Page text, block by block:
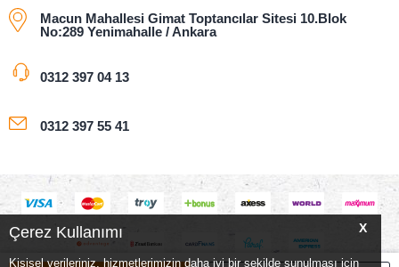
X
Çerez Kullanımı
Kişisel verileriniz, hizmetlerimizin daha iyi bir şekilde sunulması için
Macun Mahallesi Gimat Toptancılar Sitesi 10.Blok
No:289 Yenimahalle / Ankara
0312 397 04 13
0312 397 55 41